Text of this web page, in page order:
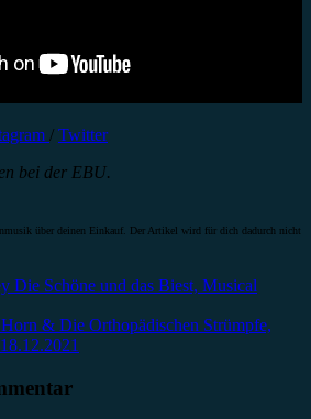
/ Twitter
bei der EBU.
über deinen Einkauf. Der Artikel wird für dich dadurch nicht
Die Schöne und das Biest, Musical
& Die Orthopädischen Strümpfe,